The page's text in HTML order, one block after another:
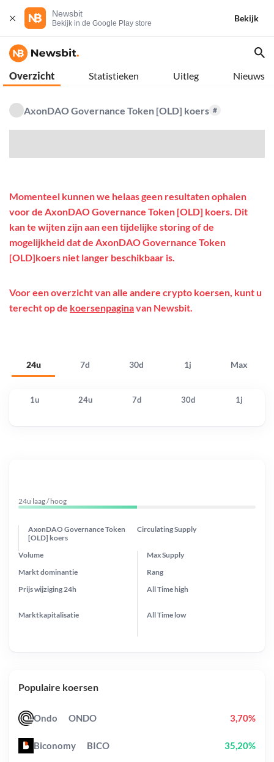
Newsbit
Bekijk in de Google Play store
Bekijk
Overzicht Statistieken Uitleg Nieuws
AxonDAO Governance Token [OLD] koers #
24u 7d 30d 1j Max
Momenteel kunnen we helaas geen resultaten ophalen
voor de AxonDAO Governance Token [OLD] koers. Dit
kan te wijten zijn aan een tijdelijke storing of de
mogelijkheid dat de AxonDAO Governance Token
[OLD]koers niet langer beschikbaar is.
Voor een overzicht van alle andere crypto koersen, kunt u
terecht op de koersenpaginavan Newsbit.
1u 24u 7d 30d 1j
24u laag / hoog
AxonDAO Governance Token
[OLD] koers
Circulating Supply
Prijs wijziging 24h
Max Supply
Markt dominantie
Marktkapitalisatie
Volume
Rang
All Timehigh
All Time low
Populaire koersen
Ondo ONDO 3,70%
Biconomy BICO 35,20%